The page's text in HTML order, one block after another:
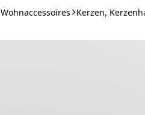
Wohnaccessoires Kerzen,